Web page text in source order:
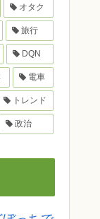
オタク
旅行
DQN
電車
トレンド
政治